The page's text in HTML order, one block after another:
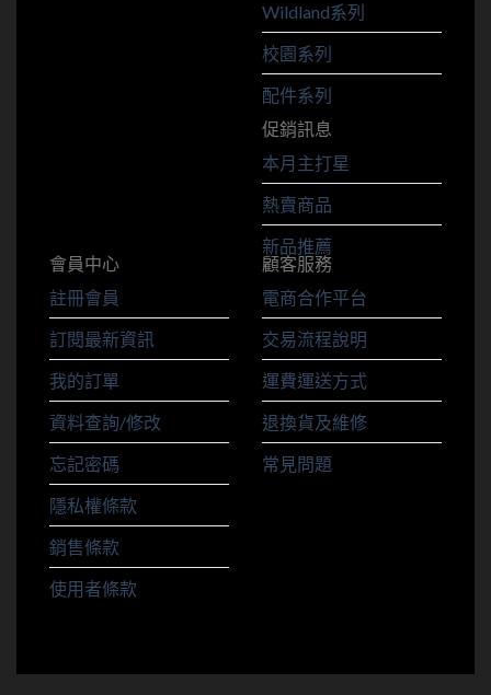
Wildland系列
校園系列
配件系列
促銷訊息
本月主打星
熱賣商品
新品推薦
會員中心
註冊會員
訂閱最新資訊
我的訂單
資料查詢/修改
忘記密碼
隱私權條款
銷售條款
使用者條款
顧客服務
電商合作平台
交易流程說明
運費運送方式
退換貨及維修
常見問題